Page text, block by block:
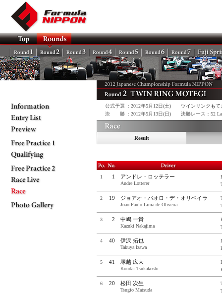
Rd.5 |Rd.6
公式予選
決 勝
：2012年5月12日(土)
：2012年5月13日(日)
ツインリンクもて
決勝レース：52
Result
1 1 アンドレ・ロッテラー
Andre Lotterer
2 19 ジョアオ・パオロ・デ・オリベイラ
Joao Paulo Lima de Oliveira
3 2 中嶋 一貴
Kazuki Nakajima
4 40 伊沢 拓也
Takuya Izawa
5 41 塚越 広大
Koudai Tsukakoshi
6 20 松田 次生
Tsugio Matsuda